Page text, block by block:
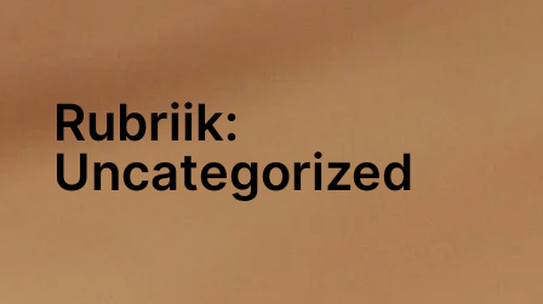
Rubriik:
Uncategorized